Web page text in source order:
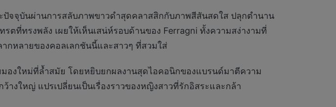
ปัจจุบันผ่านการสลับภาพขาวดำสุดคลาสสิกกับภาพสีสันสดใส ปลุกตำนาน
ทรงพลัง เผยให้เห็นเสน่ห์รอบด้านของ Ferragni ทั้งความสง่างามที่
กหลายของคอลเลกชันนี้และสาวๆ ที่สวมใส่
องใหม่ที่ล้ำสมัย โดยหยิบยกผลงานสุดไอคอนิกของแบรนด์มาตีความ
งใหญ่ แปรเปลี่ยนเป็นเรื่องราวของหญิงสาวที่รักอิสระและกล้า